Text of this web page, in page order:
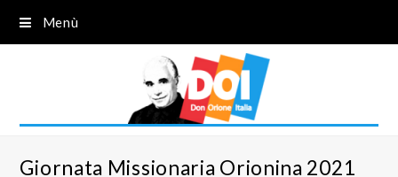
Menù
Giornata Missionaria Orionina 2021